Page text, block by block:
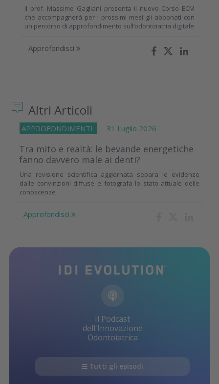
Il prof. Massimo Gagliani presenta il nuovo Corso ECM
che accompagnerà per i prossimi mesi gli abbonati con
un percorso di approfondimento sull’odontoiatria digitale
Approfondisci
Altri Articoli
APPROFONDIMENTI 31 Luglio 2026
Tra mito e realtà: le bevande energetiche
fanno davvero male ai denti?
Una revisione scientifica aggiornata separa le evidenze
dalle convinzioni diffuse e fotografa lo stato attuale delle
conoscenze
Approfondisci
Il Podcast
dell'Innovazione
Odontoiatrica
Tutti gli episodi